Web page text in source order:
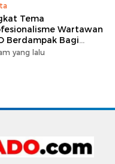
Tema
Wartawan
Berdampak Bagi
Bangsa, Ini
yang lalu